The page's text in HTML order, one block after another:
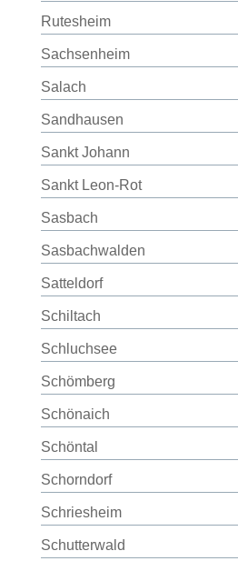
Rutesheim
Sachsenheim
Salach
Sandhausen
Sankt Johann
Sankt Leon-Rot
Sasbach
Sasbachwalden
Satteldorf
Schiltach
Schluchsee
Schömberg
Schönaich
Schöntal
Schorndorf
Schriesheim
Schutterwald